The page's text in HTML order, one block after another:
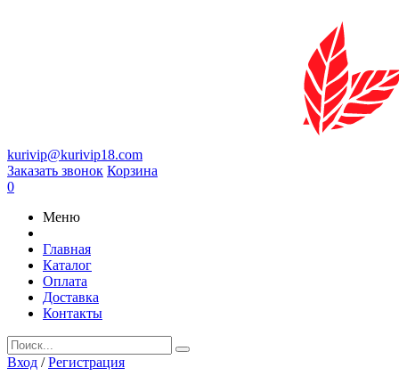
kurivip@kurivip18.com
Заказать звонок Корзина
0
Меню
Главная
Каталог
Оплата
Доставка
Контакты
Вход /Регистрация